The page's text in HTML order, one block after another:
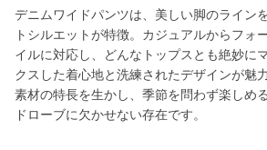
デニムワイドパンツは、美しい脚のライン
トシルエットが特徴。カジュアルからフォ
イルに対応し、どんなトップスとも絶妙に
クスした着心地と洗練されたデザインが魅
素材の特長を生かし、季節を問わず楽しめ
ドローブに欠かせない存在です。